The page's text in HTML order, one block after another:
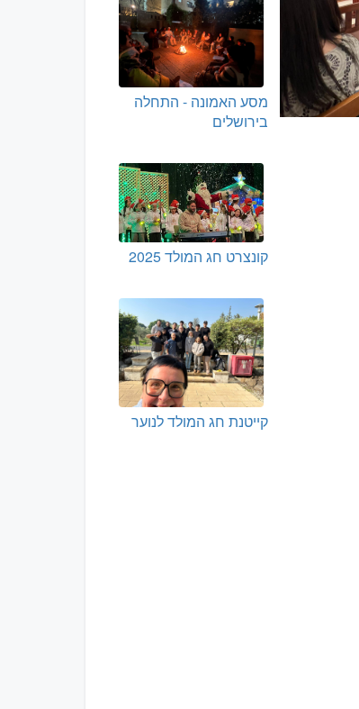
מסע האמונה - התחלה
בירושלים
קונצרט חג המולד 2025
קייטנת חג המולד לנוער